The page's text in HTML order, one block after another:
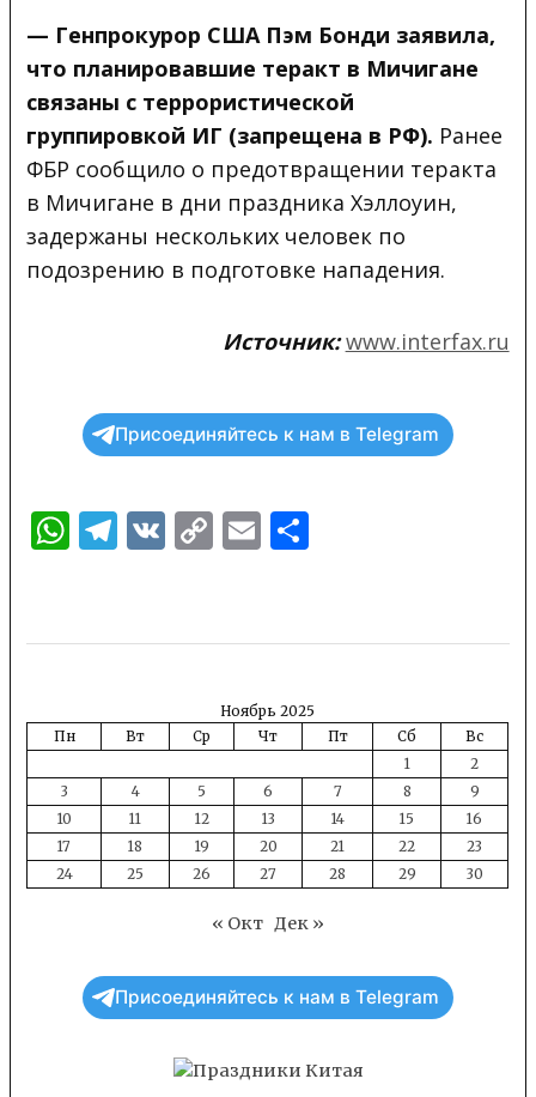
— Генпрокурор США Пэм Бонди заявила,
что планировавшие теракт в Мичигане
связаны с террористической
группировкой ИГ (запрещена в РФ). Ранее
ФБР сообщило о предотвращении теракта
в Мичигане в дни праздника Хэллоуин,
задержаны нескольких человек по
подозрению в подготовке нападения.
Источник: www.interfax.ru
Присоединяйтесь к нам в Telegram
WhatsApp
Telegram
VKCopyEmail
Ноябрь 2025
Пн
Вт Ср Чт Пт Сб
Вс
1
2
3
4 5 6 7 8
9
10
11 12 13 14 15
16
17
18 19 20 21 22
23
24
25 26 27 28 29 30
« Окт Дек »
Присоединяйтесь к нам в Telegram